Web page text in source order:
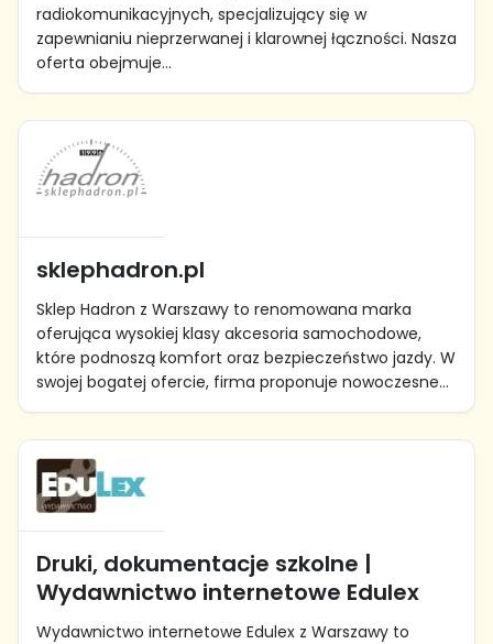
radiokomunikacyjnych, specjalizujący się w
zapewnianiu nieprzerwanej i klarownej łączności. Nasza
oferta obejmuje...
sklephadron.pl
Sklep Hadron z Warszawy to renomowana marka
oferująca wysokiej klasy akcesoria samochodowe,
które podnoszą komfort oraz bezpieczeństwo jazdy. W
swojej bogatej ofercie, firma proponuje nowoczesne...
Druki, dokumentacje szkolne |
Wydawnictwo internetowe Edulex
Wydawnictwo internetowe Edulex z Warszawy to